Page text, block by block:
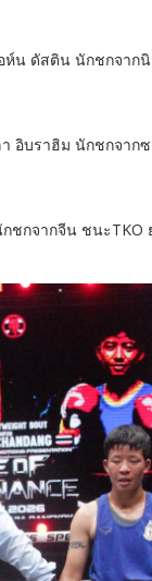
ห์น ดัสติน นักชกจา
อิบราฮิม นักชกจาก
ชกจากจีน ชนะ